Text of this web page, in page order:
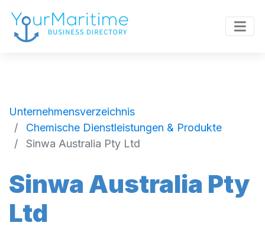
Unternehmensverzeichnis
Chemische Dienstleistungen & Produkte
Sinwa Australia Pty Ltd
Sinwa Australia Pty
Ltd